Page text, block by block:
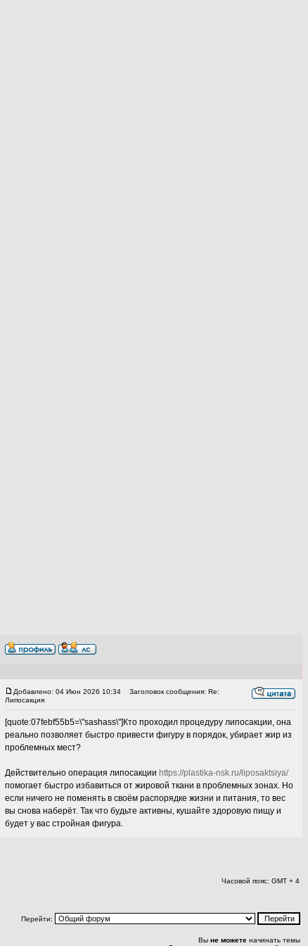
Добавлено: 04 Июн 2026 10:34
Заголовок сообщения: Re:
Липосакция
[quote:07febf55b5=\"sashass\"]Кто проходил процедуру липосакции, она
реально позволяет быстро привести фигуру в порядок, убирает жир из
проблемных мест?
Действительно операция липосакции https://plastika-nsk.ru/liposaktsiya/
помогает быстро избавиться от жировой ткани в проблемных зонах. Но
если ничего не поменять в своём распорядке жизни и питания, то вес
вы снова наберёт. Так что будьте активны, кушайте здоровую пищу и
будет у вас стройная фигура.
Часовой пояс: GMT + 4
Перейти:
Вы не можете начинать темы